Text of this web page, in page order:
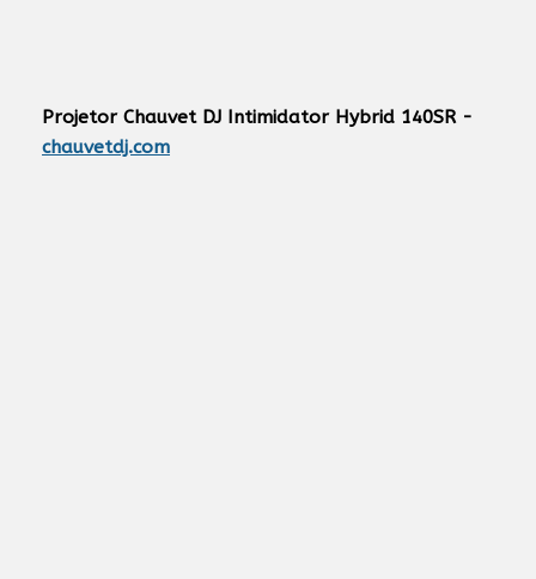
Projetor Chauvet DJ Intimidator Hybrid 140SR -
chauvetdj.com